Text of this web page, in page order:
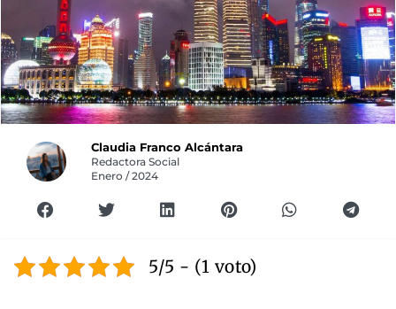
Claudia Franco Alcántara
Redactora Social
Enero / 2024
5/5 - (1 voto)